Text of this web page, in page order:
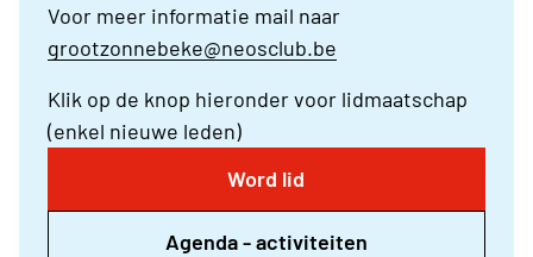
Voor meer informatie mail naar
grootzonnebeke@neosclub.be
Klik op de knop hieronder voor lidmaatschap
(enkel nieuwe leden)
Word lid
Agenda - activiteiten